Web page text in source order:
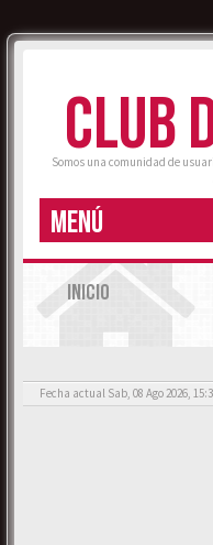
CLUB
Somos una comunidad de
MENÚ
INICIO
Fecha actual Sab, 08 Ago 2026,